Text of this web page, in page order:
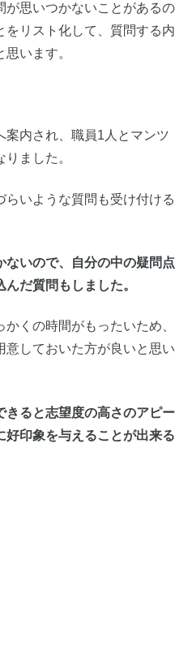
が思いつかないことがあるの
をリスト化して、質問する内
います。
案内され、職員1人とマンツ
ました。
らいような質問も受け付ける
ないので、自分の中の疑問点
だ質問もしました。
くの時間がもったいため、
意しておいた方が良いと思い
きると志望度の高さのアピー
好印象を与えることが出来る